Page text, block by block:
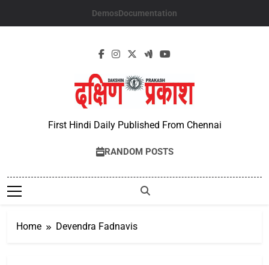
DemosDocumentation
First Hindi Daily Published From Chennai
RANDOM POSTS
Home Devendra Fadnavis